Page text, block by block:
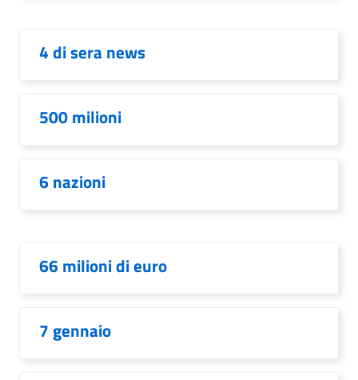
4 di sera news
500 milioni
6 nazioni
66 milioni di euro
7 gennaio